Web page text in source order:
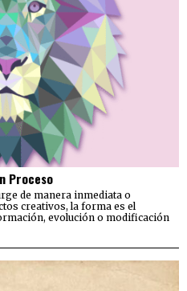
Proceso
de manera inmediata o
creativos, la forma es el
evolución o modificación